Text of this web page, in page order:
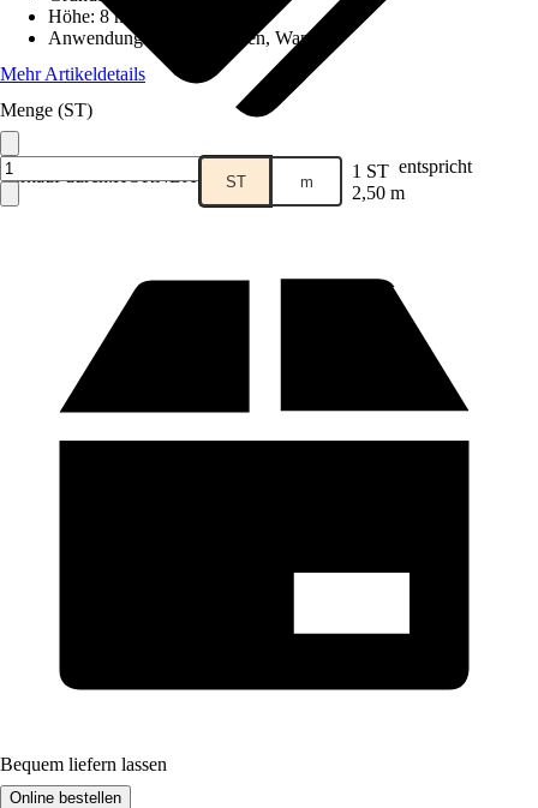
Verkauf durch:HORNBACH
Höhe: 8 mm
Anwendungsbereich
Boden, Wand
Mehr Artikeldetails
Menge (ST)
ST m 1 ST entspricht
2,50 m
Bequem liefern lassen
Online bestellen